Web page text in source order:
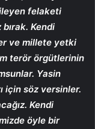
felaketi
bırak. Kendi
ve millete yetki
terör örgütlerinin
Yasin
için söz versinler.
Kendi
öyle bir